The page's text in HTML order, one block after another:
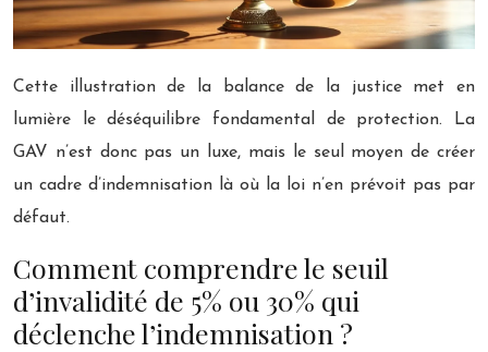
Cette illustration de la balance de la justice met en
lumière le déséquilibre fondamental de protection. La
GAV n’est donc pas un luxe, mais le seul moyen de créer
un cadre d’indemnisation là où la loi n’en prévoit pas par
défaut.
Comment comprendre le seuil
d’invalidité de 5% ou 30% qui
déclenche l’indemnisation ?